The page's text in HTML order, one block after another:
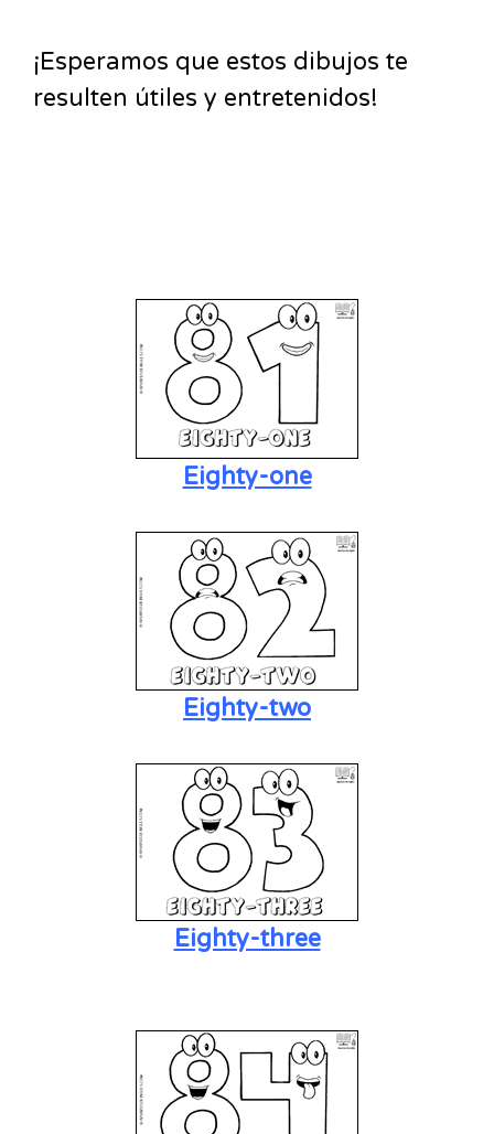
¡Esperamos que estos dibujos te
resulten útiles y entretenidos!
Eighty-one
Eighty-two
Eighty-three